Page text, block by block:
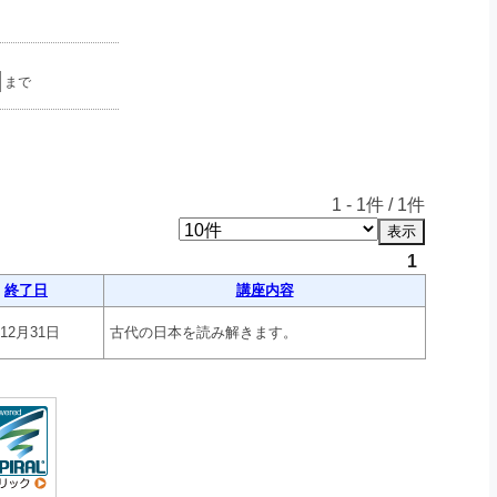
まで
1 - 1件 / 1件
1
終了日 講座内容
月31日 古代の日本を読み解きます。